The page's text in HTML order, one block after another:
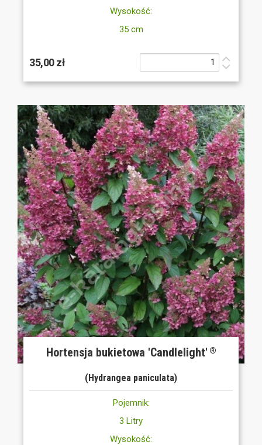
Wysokość:
35 cm
35,00 zł
Hortensja bukietowa 'Candlelight' ®
(Hydrangea paniculata)
Pojemnik:
3 Litry
Wysokość: